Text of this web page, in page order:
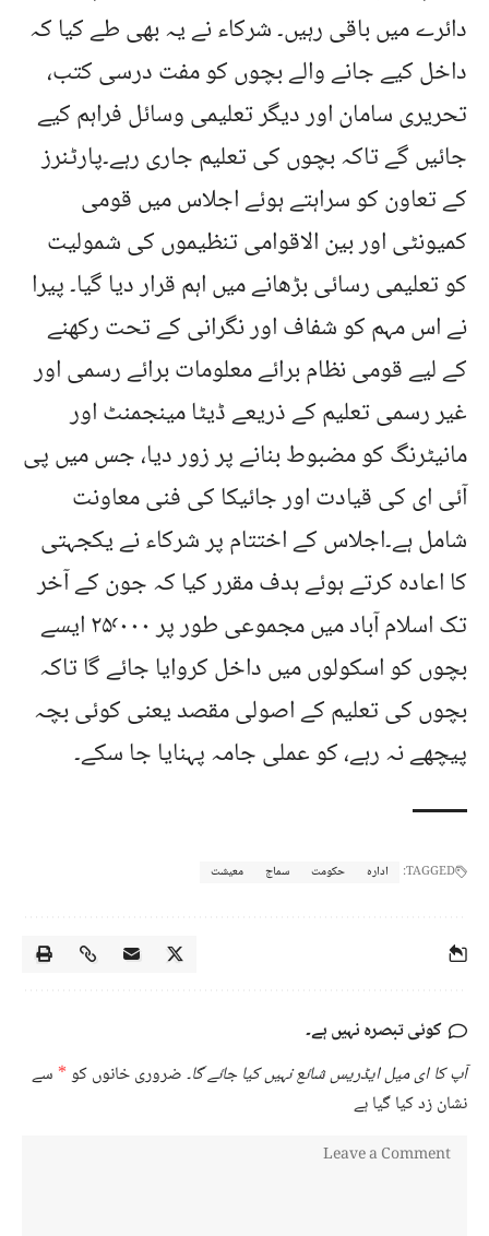
دائرے میں باقی رہیں۔ شرکاء نے یہ بھی طے کیا کہ
داخل کیے جانے والے بچوں کو مفت درسی کتب،
تحریری سامان اور دیگر تعلیمی وسائل فراہم کیے
جائیں گے تاکہ بچوں کی تعلیم جاری رہے۔پارٹنرز
کے تعاون کو سراہتے ہوئے اجلاس میں قومی
کمیونٹی اور بین الاقوامی تنظیموں کی شمولیت
کو تعلیمی رسائی بڑھانے میں اہم قرار دیا گیا۔ پیرا
نے اس مہم کو شفاف اور نگرانی کے تحت رکھنے
کے لیے قومی نظام برائے معلومات برائے رسمی اور
غیر رسمی تعلیم کے ذریعے ڈیٹا مینجمنٹ اور
مانیٹرنگ کو مضبوط بنانے پر زور دیا، جس میں پی
آئی ای کی قیادت اور جائیکا کی فنی معاونت
شامل ہے۔اجلاس کے اختتام پر شرکاء نے یکجہتی
کا اعادہ کرتے ہوئے ہدف مقرر کیا کہ جون کے آخر
تک اسلام آباد میں مجموعی طور پر ۲۵٬۰۰۰ ایسے
بچوں کو اسکولوں میں داخل کروایا جائے گا تاکہ
بچوں کی تعلیم کے اصولی مقصد یعنی کوئی بچہ
پیچھے نہ رہے، کو عملی جامہ پہنایا جا سکے۔
TAGGED: ادارہ حکومت سماج معیشت
کوئی تبصرہ نہیں ہے۔
آپ کا ای میل ایڈریس شائع نہیں کیا جائے گا۔ضروری خانوں کو* سے
نشان زد کیا گیا ہے